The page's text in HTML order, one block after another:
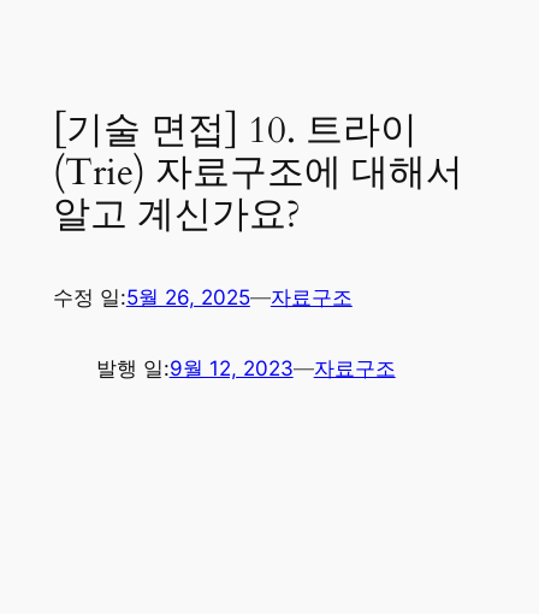
[기술 면접] 10. 트라이
(Trie) 자료구조에 대해서
알고 계신가요?
수정 일:5월 26, 2025—자료구조
발행 일:9월 12, 2023—자료구조